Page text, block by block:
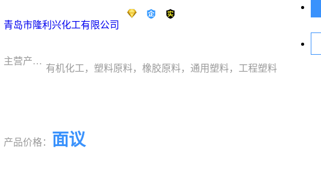
青岛市隆利兴化工有限公司
主营产品：
有机化工，塑料原料，橡胶原料，通用塑料，工程塑料
产品价格： 面议